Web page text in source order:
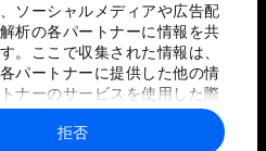
ソーシャルメディアや広告配
析の各パートナーに情報を共
。ここで収集された情報は、
パートナーに提供した他の情
ナーのサービスを使用した際
情報と組み合わされ、各パー
て使用されることがありま
拒否